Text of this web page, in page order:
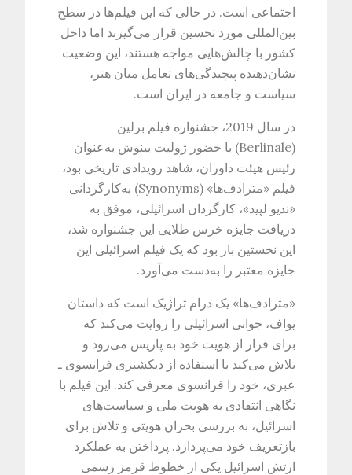
اجتماعی است. در حالی که این فیلم‌ها در سطح
بین‌المللی مورد تحسین قرار می‌گیرند اما داخل
کشور با چالش‌هایی مواجه هستند، این وضعیت
نشان‌دهنده پیچیدگی‌های تعامل میان هنر،
سیاست و جامعه در ایران است.
در سال 2019، جشنواره فیلم برلین
(Berlinale) با حضور ژولیت بینوش به‌عنوان
رئیس هیئت داوران، شاهد رویدادی تاریخی بود،
فیلم «مترادف‌ها» (Synonyms) به‌کارگردانی
«ندیو لپید»، کارگردان اسرائیلی، موفق به
دریافت جایزه خرس طلایی این جشنواره شد،
این نخستین بار بود که یک فیلم اسرائیلی این
جایزه معتبر را به‌دست می‌آورد.
«مترادف‌ها» یک درام تراژیک است که داستان
یواف، جوانی اسرائیلی را روایت می‌کند که
برای فرار از هویت خود به پاریس می‌رود و
تلاش می‌کند با استفاده از دیکشنری فرانسوی ـ
عبری، خود را فرانسوی معرفی کند. این فیلم با
نگاهی انتقادی به هویت ملی و سیاست‌های
اسرائیل، به بررسی بحران هویتی و تلاش برای
بازتعریف خود می‌پردازد. پرداختن به عملکرد
ارتش اسرائیل یکی از خطوط قرمز رسمی